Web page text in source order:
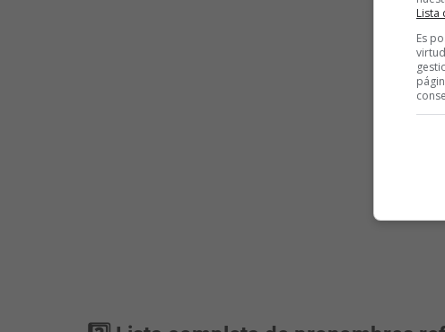
Lista
Es